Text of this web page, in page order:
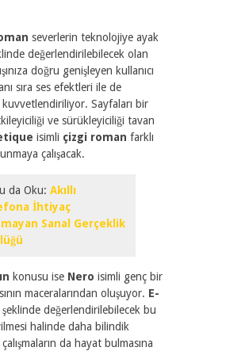
severlerin teknolojiye ayak
değerlendirilebilecek olan
doğru genişleyen kullanıcı
sıra ses efektleri ile de
kuvvetlendiriliyor. Sayfaları bir
ve sürükleyiciliği tavan
isimli çizgi roman farklı
çalışacak.
da Oku: Akıllı
İhtiyaç
Sanal Gerçeklik
konusu ise Nero isimli genç bir
maceralarından oluşuyor. E-
şeklinde değerlendirilebilecek bu
halinde daha bilindik
da hayat bulmasına